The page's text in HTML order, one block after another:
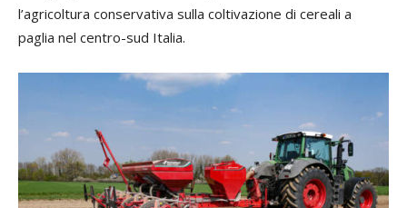
l’agricoltura conservativa sulla coltivazione di cereali a
paglia nel centro-sud Italia.